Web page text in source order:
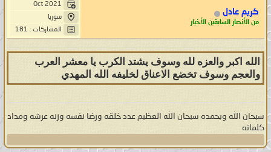
كريم عادل
من الأنصار السابقين الأخيار
Oct 2021
سوريا
المشاركات : 181
الله اكبر والعزه لله وسوف يشتد الكرب يا معشر العرب
والعجم وسوف تخضع الاعناق لخليفه الله المهدي
سبحان الله وبحمده سبحان الله العظيم عدد خلقه ورضا نفسه وزنه عرشه ومداد
كلماته